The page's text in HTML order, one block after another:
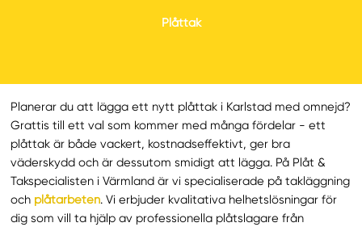
Plåttak
Planerar du att lägga ett nytt plåttak i Karlstad med omnejd?
Grattis till ett val som kommer med många fördelar - ett
plåttak är både vackert, kostnadseffektivt, ger bra
väderskydd och är dessutom smidigt att lägga. På Plåt &
Takspecialisten i Värmland är vi specialiserade på takläggning
och plåtarbeten. Vi erbjuder kvalitativa helhetslösningar för
dig som vill ta hjälp av professionella plåtslagare från